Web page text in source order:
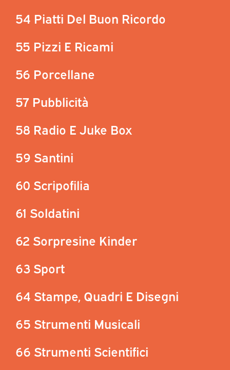
54 Piatti Del Buon Ricordo
55 Pizzi E Ricami
56 Porcellane
57 Pubblicità
58 Radio E Juke Box
59 Santini
60 Scripofilia
61 Soldatini
62 Sorpresine Kinder
63 Sport
64 Stampe, Quadri E Disegni
65 Strumenti Musicali
66 Strumenti Scientifici